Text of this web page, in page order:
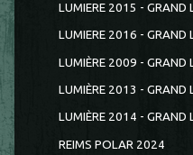
LUMIERE 2015 - GRAND
LUMIERE 2016 - GRAND
LUMIÈRE 2009 - GRAND
LUMIÈRE 2013 - GRAND
LUMIÈRE 2014 - GRAND
REIMS POLAR 2024